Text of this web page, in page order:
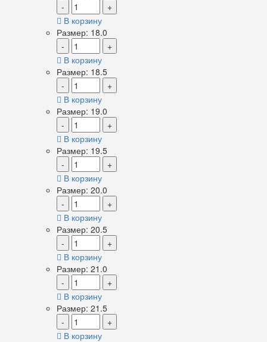
-
+
В корзину
Размер: 18.0
-
+
В корзину
Размер: 18.5
-
+
В корзину
Размер: 19.0
-
+
В корзину
Размер: 19.5
-
+
В корзину
Размер: 20.0
-
+
В корзину
Размер: 20.5
-
+
В корзину
Размер: 21.0
-
+
В корзину
Размер: 21.5
-
+
В корзину